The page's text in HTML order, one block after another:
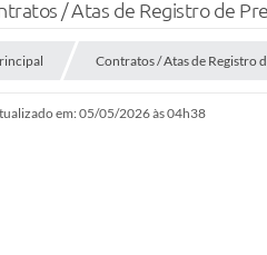
/ Atas de Registro de
Contratos / Atas de Registro
em: 05/05/2026 às 04h38